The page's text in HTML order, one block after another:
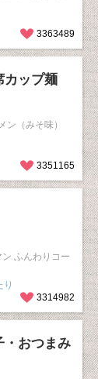
3363489
カップ麺
ン（みそ味）
3351165
ふんわりコー
り
3314982
・おつまみ